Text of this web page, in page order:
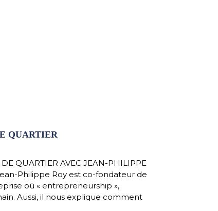
QUARTIER
QUARTIER AVEC JEAN-PHILIPPE
Philippe Roy est co-fondateur de
où « entrepreneurship »,
Aussi, il nous explique comment